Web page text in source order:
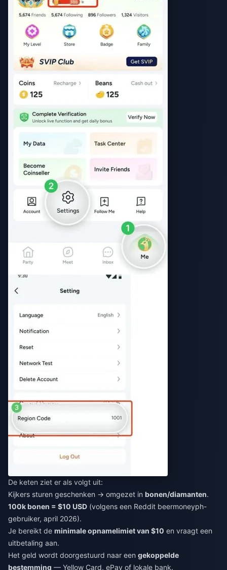
De keten ziet er als volgt uit:
Kijkers sturen geschenken → omgezet in bonen/diamanten.
100k bonen = $10 USD (volgens een Reddit beermoneyph-
gebruiker, april 2026).
Je bereikt de minimale opnamelimiet van $10 en vraagt een
uitbetaling aan.
Het geld wordt doorgestuurd naar een gekoppelde
bestemming — Yellow Card, ePay of lokale bank.